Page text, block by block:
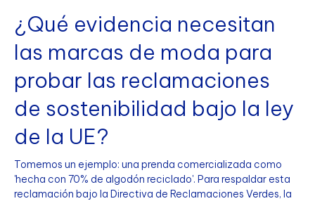
¿Qué evidencia necesitan
las marcas de moda para
probar las reclamaciones
de sostenibilidad bajo la ley
de la UE?
Tomemos un ejemplo: una prenda comercializada como
'hecha con 70% de algodón reciclado'. Para respaldar esta
reclamación bajo la Directiva de Reclamaciones Verdes, la